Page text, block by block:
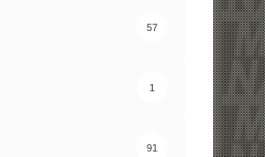
57
1
91